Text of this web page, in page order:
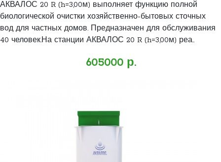
АКВАЛОС 20 R (h=3,00м) выполняет функцию полной
биологической очистки хозяйственно-бытовых сточных
вод для частных домов. Предназначен для обслуживания
40 человек.На станции АКВАЛОС 20 R (h=3,00м) реа..
605000 р.